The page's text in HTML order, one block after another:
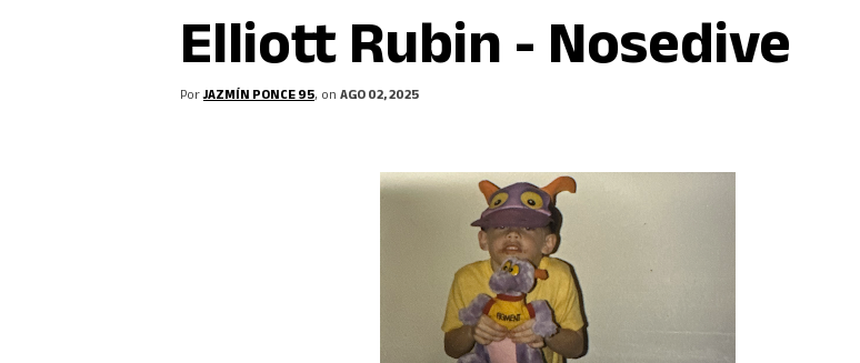
Elliott Rubin - Nosedive
PorJAZMÍN PONCE 95, on AGO 02, 2025